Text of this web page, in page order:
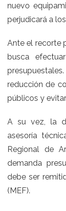
nuevo
perjudicará a
Ante el recorte
busca
reducción de
públicos y
A su vez, la
asesoría
Regional de
demanda
debe ser
(MEF).